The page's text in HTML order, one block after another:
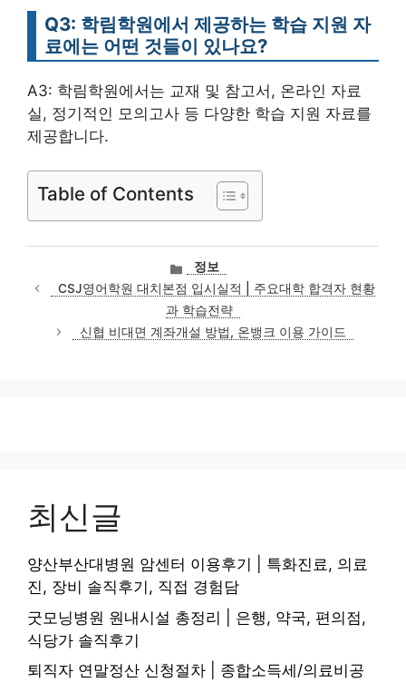
Q3: 학림학원에서 제공하는 학습 지원 자
료에는 어떤 것들이 있나요?
A3: 학림학원에서는 교재 및 참고서, 온라인 자료
실, 정기적인 모의고사 등 다양한 학습 지원 자료를
제공합니다.
Table of Contents
카
테
고
리
정보
CSJ영어학원 대치본점 입시실적 | 주요대학 합격자 현황
과 학습전략
신협 비대면 계좌개설 방법, 온뱅크 이용 가이드
최신글
양산부산대병원 암센터 이용후기 | 특화진료, 의료
진, 장비 솔직후기, 직접 경험담
굿모닝병원 원내시설 총정리 | 은행, 약국, 편의점,
식당가 솔직후기
퇴직자 연말정산 신청절차 | 종합소득세/의료비공